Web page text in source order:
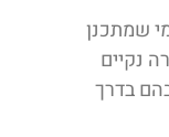
שמתכנן
נקיים
בדרך